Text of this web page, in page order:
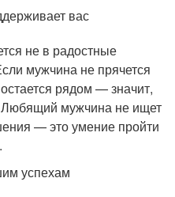
вас
не в радостные
мужчина не прячется
рядом — значит,
Любящий мужчина не ищет
— это умение пройти
успехам